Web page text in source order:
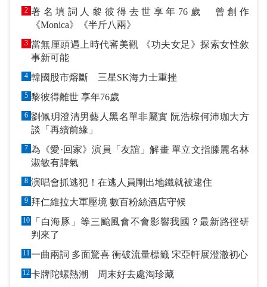
2 著名填詞人黎彼得去世享年76歲 曾創作
《Monica》《半斤八兩》
3 當無厘頭遇上時代審美觀 《功夫女足》探索女性敘
事新可能
4 韓國股市熔斷 三星SK海力士重挫
5 黎彼得離世 享年76歲
6 劉佩玥澄清男藝人黑名單非屬實 阮浩棕何沛珈大方
談「再續前緣」
7 為《愛·回家》演員「友誼」解畫 單立文指滕麗名林
淑敏有脾氣
8 演唱會抓逃犯！在逃人員剛出地鐵就被逮住
9 拜仁維拉大軍壓境 數百粉絲酒店守候
10
「白海豚」等三颱風會不會影響我國？最新路徑研
判來了
11 一曲兩詞 多面驚喜 衝破流量標籤 宋亞軒展澄澈初心
12卡牌陀螺熱潮 周末好去處淘珍藏